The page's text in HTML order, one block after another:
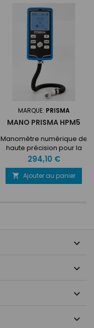
MARQUE: PRISMA
MANO PRISMA HPM5
Manomètre numérique de
haute précision pour la
pression des pneus en sport
automobile. Résolution de la
pression : 0,001 BAR / 0.01 PSI
Plage de pression : 0 - 7 BAR
l'application Prisma...
Prix
294,10 €
 Ajouter au panier



